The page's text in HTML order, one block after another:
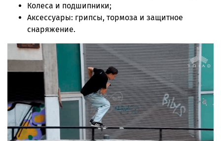
Колеса и подшипники;
Аксессуары: грипсы, тормоза и защитное
снаряжение.